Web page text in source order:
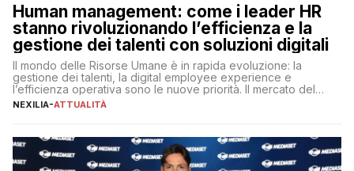
Human management: come i leader HR
stanno rivoluzionando l’efficienza e la
gestione dei talenti con soluzioni digitali
Il mondo delle Risorse Umane è in rapida evoluzione: la
gestione dei talenti, la digital employee experience e
l’efficienza operativa sono le nuove priorità. Il mercato del
lavoro, d’altra parte, è sempre più competitivo con una lotta
NEXILIA-ATTUALITÀ